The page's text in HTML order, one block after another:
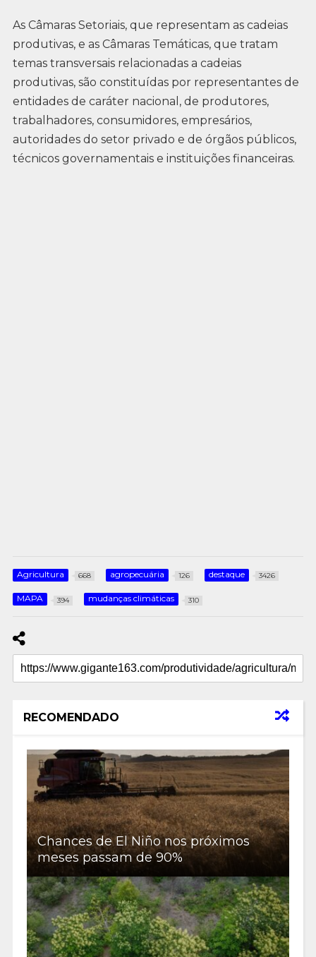
As Câmaras Setoriais, que representam as cadeias
produtivas, e as Câmaras Temáticas, que tratam
temas transversais relacionadas a cadeias
produtivas, são constituídas por representantes de
entidades de caráter nacional, de produtores,
trabalhadores, consumidores, empresários,
autoridades do setor privado e de órgãos públicos,
técnicos governamentais e instituições financeiras.
Agricultura 668 agropecuária 126 destaque 3426
MAPA 394 mudanças climáticas 310
RECOMENDADO
Chances de El Niño nos próximos
meses passam de 90%